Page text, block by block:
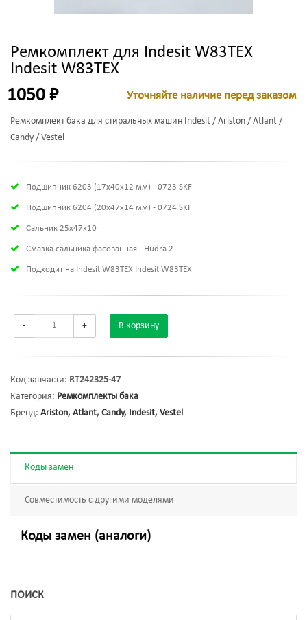
Ремкомплект для Indesit W83TEX
Indesit W83TEX
1050 ₽ Уточняйте наличие перед заказом
Ремкомплект бака для стиральных машин Indesit / Ariston / Atlant /
Candy / Vestel
Подшипник 6203 (17х40х12 мм) - 0723 SKF
Подшипник 6204 (20х47х14 мм) - 0724 SKF
Сальник 25x47x10
Смазка сальника фасованная - Hudra 2
Подходит на Indesit W83TEX Indesit W83TEX
- + В корзину
Код запчасти: RT242325-47
Категория: Ремкомплекты бака
Бренд: Ariston, Atlant, Candy, Indesit, Vestel
Коды замен
Совместимость с другими моделями
Коды замен (аналоги)
ПОИСК